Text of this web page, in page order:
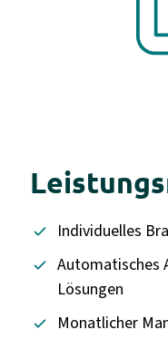
Individuelles
Automatisches
Lösungen
Monatlicher